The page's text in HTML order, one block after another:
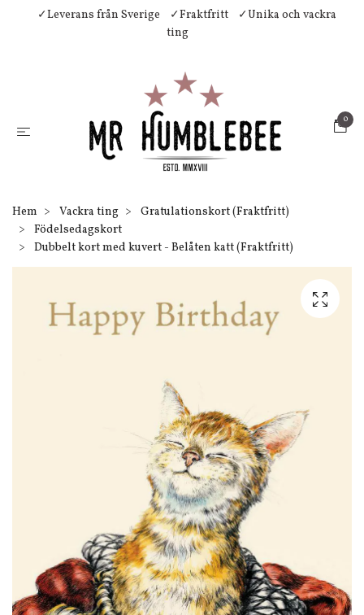
✓Leverans från Sverige ✓Fraktfritt
✓Unika och vackra
ting
0
Hem Vackra ting
Gratulationskort (Fraktfritt)
Födelsedagskort
Dubbelt kort med kuvert - Belåten katt (Fraktfritt)